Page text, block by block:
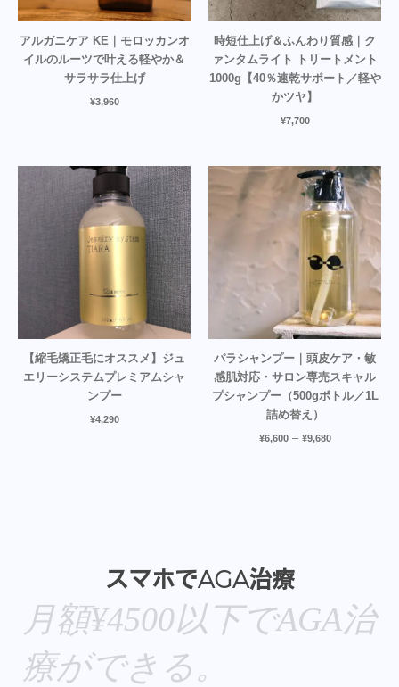
アルガニケア KE｜モロッカンオ
イルのルーツで叶える軽やか＆
サラサラ仕上げ
¥3,960
時短仕上げ＆ふんわり質感｜ク
ァンタムライト トリートメント
1000g【40％速乾サポート／軽や
かツヤ】
¥7,700
【縮毛矯正毛にオススメ】ジュ
エリーシステムプレミアムシャ
ンプー
¥4,290
パラシャンプー｜頭皮ケア・敏
感肌対応・サロン専売スキャル
プシャンプー（500gボトル／1L
詰め替え）
¥6,600 – ¥9,680
スマホでAGA治療
月額¥4500以下でAGA治
療ができる。